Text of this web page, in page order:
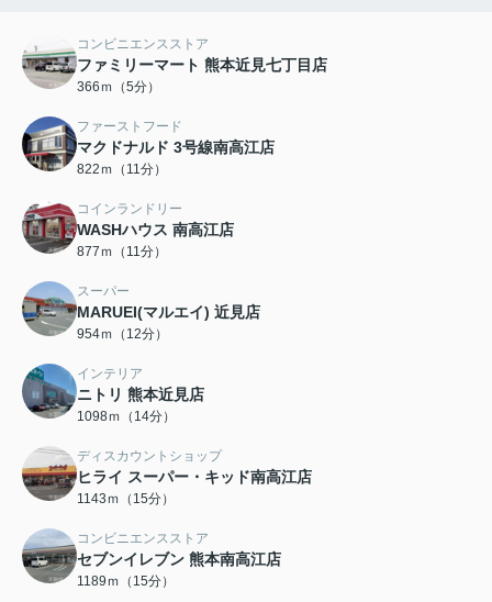
コンビニエンスストア
ファミリーマート 熊本近見七丁目店
366ｍ（5分）
ファーストフード
マクドナルド 3号線南高江店
822ｍ（11分）
コインランドリー
WASHハウス 南高江店
877ｍ（11分）
スーパー
MARUEI(マルエイ) 近見店
954ｍ（12分）
インテリア
ニトリ 熊本近見店
1098ｍ（14分）
ディスカウントショップ
ヒライ スーパー・キッド南高江店
1143ｍ（15分）
コンビニエンスストア
セブンイレブン 熊本南高江店
1189ｍ（15分）